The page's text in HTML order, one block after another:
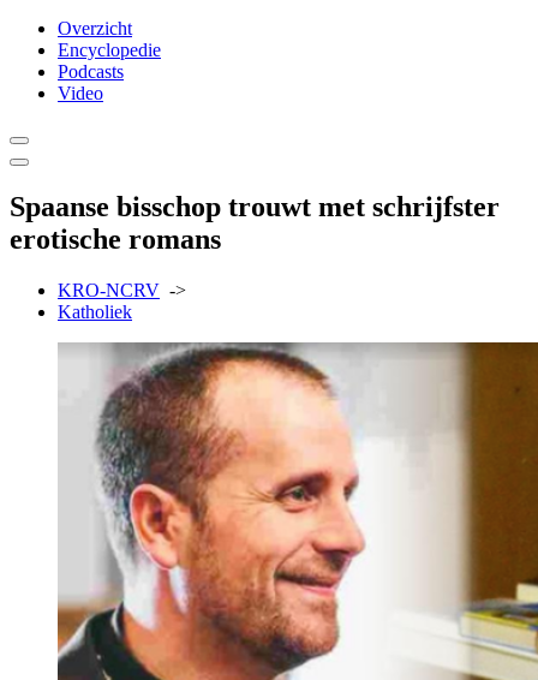
Overzicht
Encyclopedie
Podcasts
Video
Spaanse bisschop trouwt met schrijfster
erotische romans
KRO-NCRV ->
Katholiek